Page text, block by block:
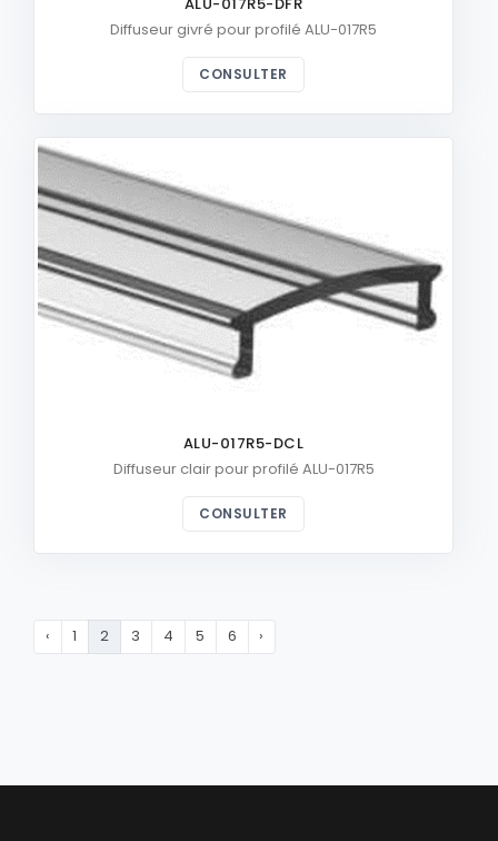
Diffuseur givré pour profilé ALU-017R5
CONSULTER
ALU-017R5-DCL
Diffuseur clair pour profilé ALU-017R5
CONSULTER
‹ 1 2 3 4 5 6 ›